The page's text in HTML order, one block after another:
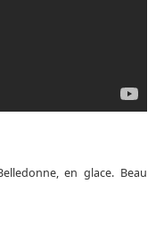
en glace. Beau